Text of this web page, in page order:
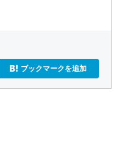
ブックマークを追加